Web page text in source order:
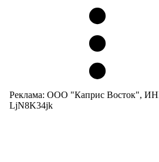
Реклама: ООО "Каприс Восток",
LjN8K34jk